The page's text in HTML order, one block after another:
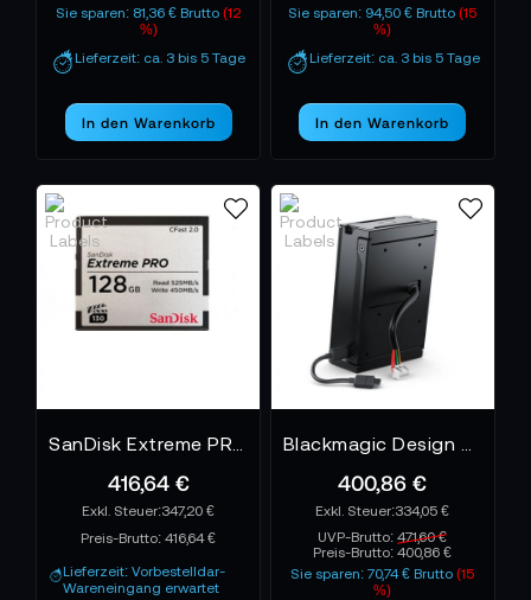
Sie sparen: 81,36 € Brutto(12
%)
Lieferzeit: ca. 3 bis 5 Tage
In den Warenkorb
Sie sparen: 94,50 € Brutto(15
%)
Lieferzeit: ca. 3 bis 5 Tage
In den Warenkorb
416,64 €
347,20 €
Preis-Brutto:416,64 €
Lieferzeit: Vorbestelldar-
Wareneingang erwartet
400,86 €
334,05 €
UVP-Brutto:471,60 €
Preis-Brutto:400,86 €
Sie sparen: 70,74 € Brutto(15
%)